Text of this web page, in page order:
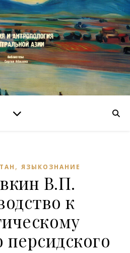
, ЯЗЫКОЗНАНИЕ
В.П.
к